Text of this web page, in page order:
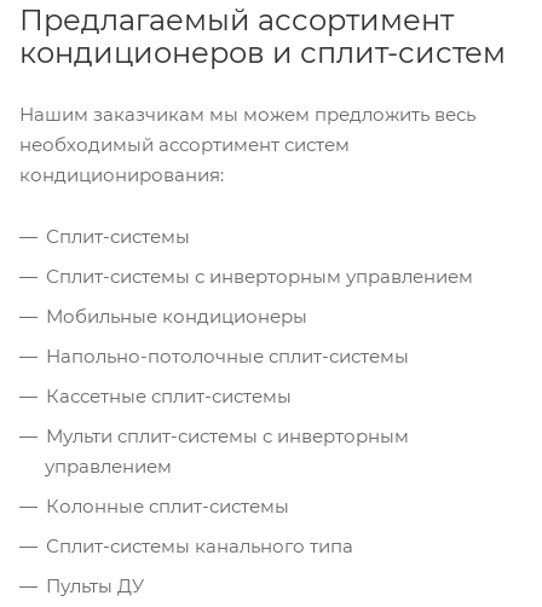
Предлагаемый ассортимент
кондиционеров и сплит-систем
Нашим заказчикам мы можем предложить весь
необходимый ассортимент систем
кондиционирования:
Сплит-системы
Сплит-системы с инверторным управлением
Мобильные кондиционеры
Напольно-потолочные сплит-системы
Кассетные сплит-системы
Мульти сплит-системы с инверторным
управлением
Колонные сплит-системы
Сплит-системы канального типа
Пульты ДУ